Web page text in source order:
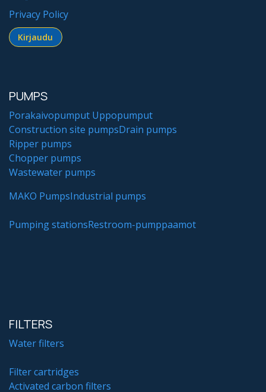
Privacy Policy
Kirjaudu​​​​​​
PUMPS
Porakaivopumput Uppopumput
Construction site pumpsDrain pumps
Ripper pumps
Chopper pumps
Wastewater pumps
MAKO PumpsIndustrial pumps
Pumping stationsRestroom-pumppaamot
FILTERS
Water filters
Filter cartridges
Activated carbon filters